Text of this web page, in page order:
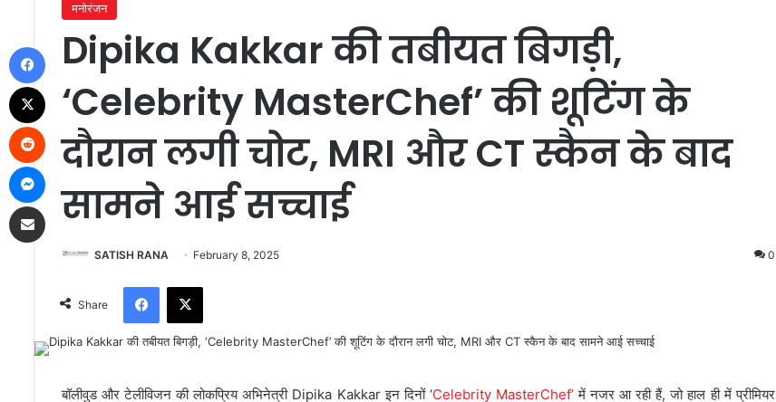
मनोरंजन
Dipika Kakkar की तबीयत बिगड़ी,
‘Celebrity MasterChef’ की शूटिंग के
दौरान लगी चोट, MRI और CT स्कैन के बाद
सामने आई सच्चाई
SATISH RANA February 8, 2025 0
Share
Facebook
X
बॉलीवुड और टेलीविजन की लोकप्रिय अभिनेत्री Dipika Kakkar इन दिनों ‘Celebrity MasterChef’में नजर आ रही हैं, जो हाल ही में प्रीमियर
Facebook
Reddit
Messenger
Share via Email